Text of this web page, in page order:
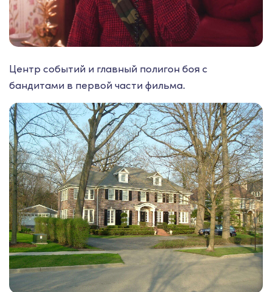
Центр событий и главный полигон боя с
бандитами в первой части фильма.